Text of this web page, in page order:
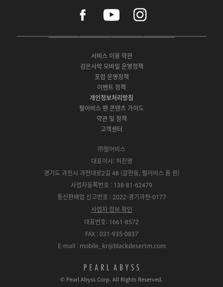
a
e
o
k
o
t
b
e
i
n
s
t
r
a
P
A
p
S
t
o
r
e
G
G
a
t
O
S
e
서비스 이용 약관
검은사막 모바일 운영정책
포럼 운영정책
이벤트 정책
개인정보처리방침
펄어비스 팬 콘텐츠 가이드
약관 및 정책
고객센터
㈜펄어비스
대표이사: 허진영
경기도 과천시 과천대로2길 48 (갈현동, 펄어비스 홈 원)
사업자등록번호 : 138-81-62479
통신판매업 신고번호 : 2022-경기과천-0177
사업자 정보 확인
대표번호: 1661-8572
FAX : 031-935-0837
E-mail : mobile_kr@blackdesertm.com
p
e
© Pearl Abyss Corp. All Rights Reserved.